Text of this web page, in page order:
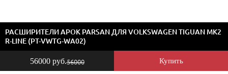
56000 руб.56000 Купить
РАСШИРИТЕЛИ АРОК PARSAN ДЛЯ VOLKSWAGEN TIGUAN MK2
R-LINE (PT-VWTG-WA02)